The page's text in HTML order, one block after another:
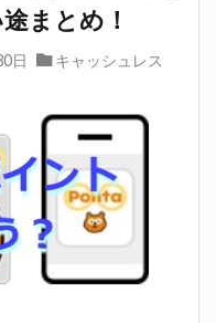
まとめ！
日 キャッシュレス